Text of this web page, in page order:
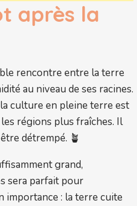
après la
rencontre entre la terre
au niveau de ses racines.
culture en pleine terre est
régions plus fraîches. Il
détrempé. 🪴
grand,
sera parfait pour
importance : la terre cuite